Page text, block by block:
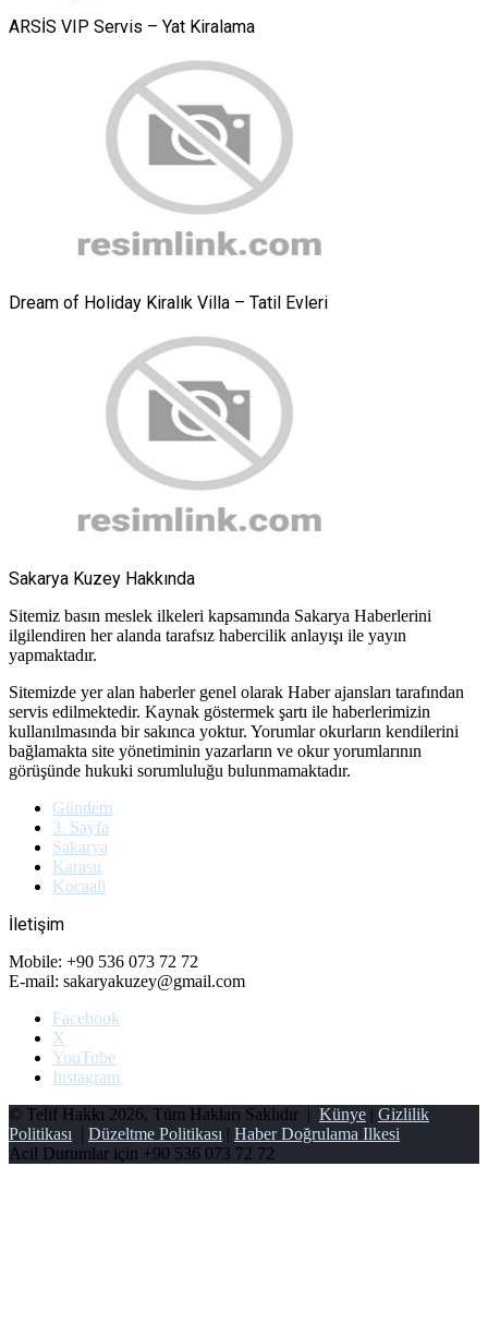
ARSİS VIP Servis – Yat Kiralama
Dream of Holiday Kiralık Villa – Tatil Evleri
Sakarya Kuzey Hakkında
Sitemiz basın meslek ilkeleri kapsamında Sakarya Haberlerini
ilgilendiren her alanda tarafsız habercilik anlayışı ile yayın
yapmaktadır.
Sitemizde yer alan haberler genel olarak Haber ajansları tarafından
servis edilmektedir. Kaynak göstermek şartı ile haberlerimizin
kullanılmasında bir sakınca yoktur. Yorumlar okurların kendilerini
bağlamakta site yönetiminin yazarların ve okur yorumlarının
görüşünde hukuki sorumluluğu bulunmamaktadır.
Gündem
3. Sayfa
Sakarya
Karasu
Kocaali
İletişim
Mobile: +90 536 073 72 72
E-mail: sakaryakuzey@gmail.com
Facebook
X
YouTube
Instagram
© Telif Hakkı 2026, Tüm Hakları Saklıdır | Künye | Gizlilik
Politikası | Düzeltme Politikası | Haber Doğrulama Ilkesi
Acil Durumlar için +90 536 073 72 72